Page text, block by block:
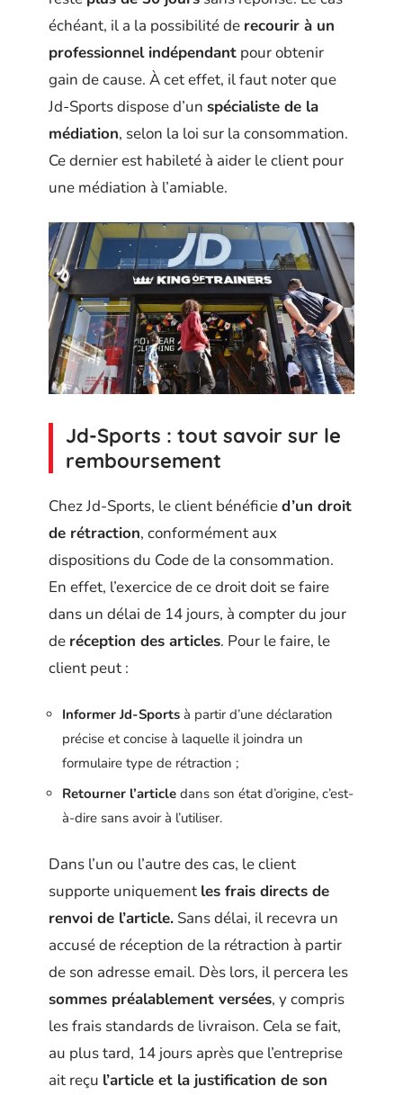
échéant, il a la possibilité de recourir à un
professionnel indépendant pour obtenir
gain de cause. À cet effet, il faut noter que
Jd-Sports dispose d’un spécialiste de la
médiation, selon la loi sur la consommation.
Ce dernier est habileté à aider le client pour
une médiation à l’amiable.
Jd-Sports : tout savoir sur le
remboursement
Chez Jd-Sports, le client bénéficied’un droit
de rétraction, conformément aux
dispositions du Code de la consommation.
En effet, l’exercice de ce droit doit se faire
dans un délai de 14 jours, à compter du jour
de réception des articles. Pour le faire, le
client peut :
Informer Jd-Sports à partir d’une déclaration
précise et concise à laquelle il joindra un
formulaire type de rétraction ;
Retourner l’article dans son état d’origine, c’est-
à-dire sans avoir à l’utiliser.
Dans l’un ou l’autre des cas, le client
supporte uniquement les frais directs de
renvoi de l’article. Sans délai, il recevra un
accusé de réception de la rétraction à partir
de son adresse email. Dès lors, il percera les
sommes préalablement versées, y compris
les frais standards de livraison. Cela se fait,
au plus tard, 14 jours après que l’entreprise
ait reçu l’article et la justification de son